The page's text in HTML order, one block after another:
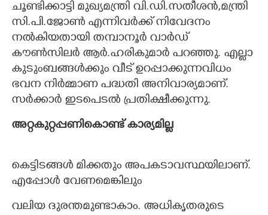
ചൂണ്ടിക്കാട്ടി മുഖ്യമന്ത്രി വി.ഡി.സതീശൻ,മന്ത്രി
സി.പി.ജോൺ എന്നിവർക്ക് നിവേദനം
നൽകിയതായി തമ്പാനൂർ വാർഡ്
കൗൺസിലർ ആർ.ഹരികുമാർ പറഞ്ഞു. എല്ലാ
കുടുംബങ്ങൾക്കും വീട് ഉറപ്പാക്കുന്നവിധം
ഭവന നിർമ്മാണ പദ്ധതി അനിവാര്യമാണ്.
സർക്കാർ ഇടപെടൽ പ്രതിക്ഷീക്കുന്നു.
അറ്റകുറ്റപ്പണികൊണ്ട് കാര്യമില്ല
കെട്ടിടങ്ങൾ മിക്കതും അപകടാവസ്ഥയിലാണ്.
എപ്പോൾ വേണമെങ്കിലും
വലിയ ദുരന്തമുണ്ടാകാം. അധികൃതരുടെ